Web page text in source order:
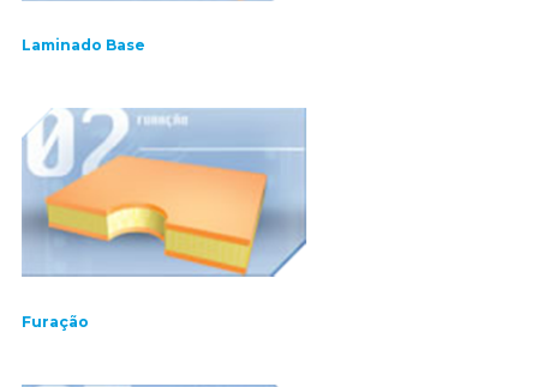
Laminado Base
Furação